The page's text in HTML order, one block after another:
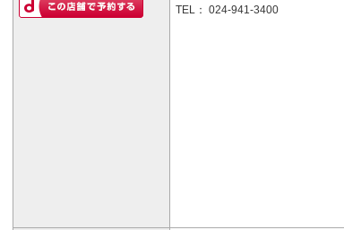
TEL： 024-941-3400